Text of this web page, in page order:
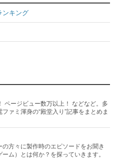
ンキング
ページビュー数万以上！ などなど。多
ァミ渾身の“殿堂入り”記事をまとめま
方々に製作時のエピソードをお聞き
ム）とは何か？を探っていきます。